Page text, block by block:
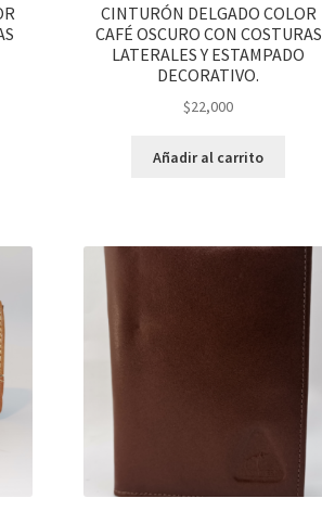
CINTURÓN DELGADO COLOR
CAFÉ OSCURO CON COSTURAS
LATERALES Y ESTAMPADO
DECORATIVO.
$22,000
Añadir al carrito